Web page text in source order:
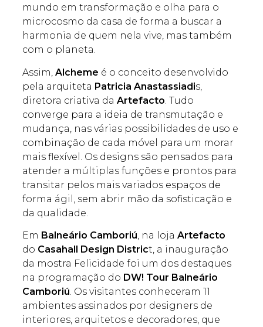
mundo em transformação e olha para o
microcosmo da casa de forma a buscar a
harmonia de quem nela vive, mas também
com o planeta.
Assim,Alcheme é o conceito desenvolvido
pela arquiteta Patricia Anastassiadis,
diretora criativa daArtefacto. Tudo
converge para a ideia de transmutação e
mudança, nas várias possibilidades de uso e
combinação de cada móvel para um morar
mais flexível. Os designs são pensados para
atender a múltiplas funções e prontos para
transitar pelos mais variados espaços de
forma ágil, sem abrir mão da sofisticação e
da qualidade.
Em Balneário Camboriú, na lojaArtefacto
do Casahall Design District, a inauguração
da mostra Felicidade foi um dos destaques
na programação do DW! Tour Balneário
Camboriú. Os visitantes conheceram 11
ambientes assinados por designers de
interiores, arquitetos e decoradores, que